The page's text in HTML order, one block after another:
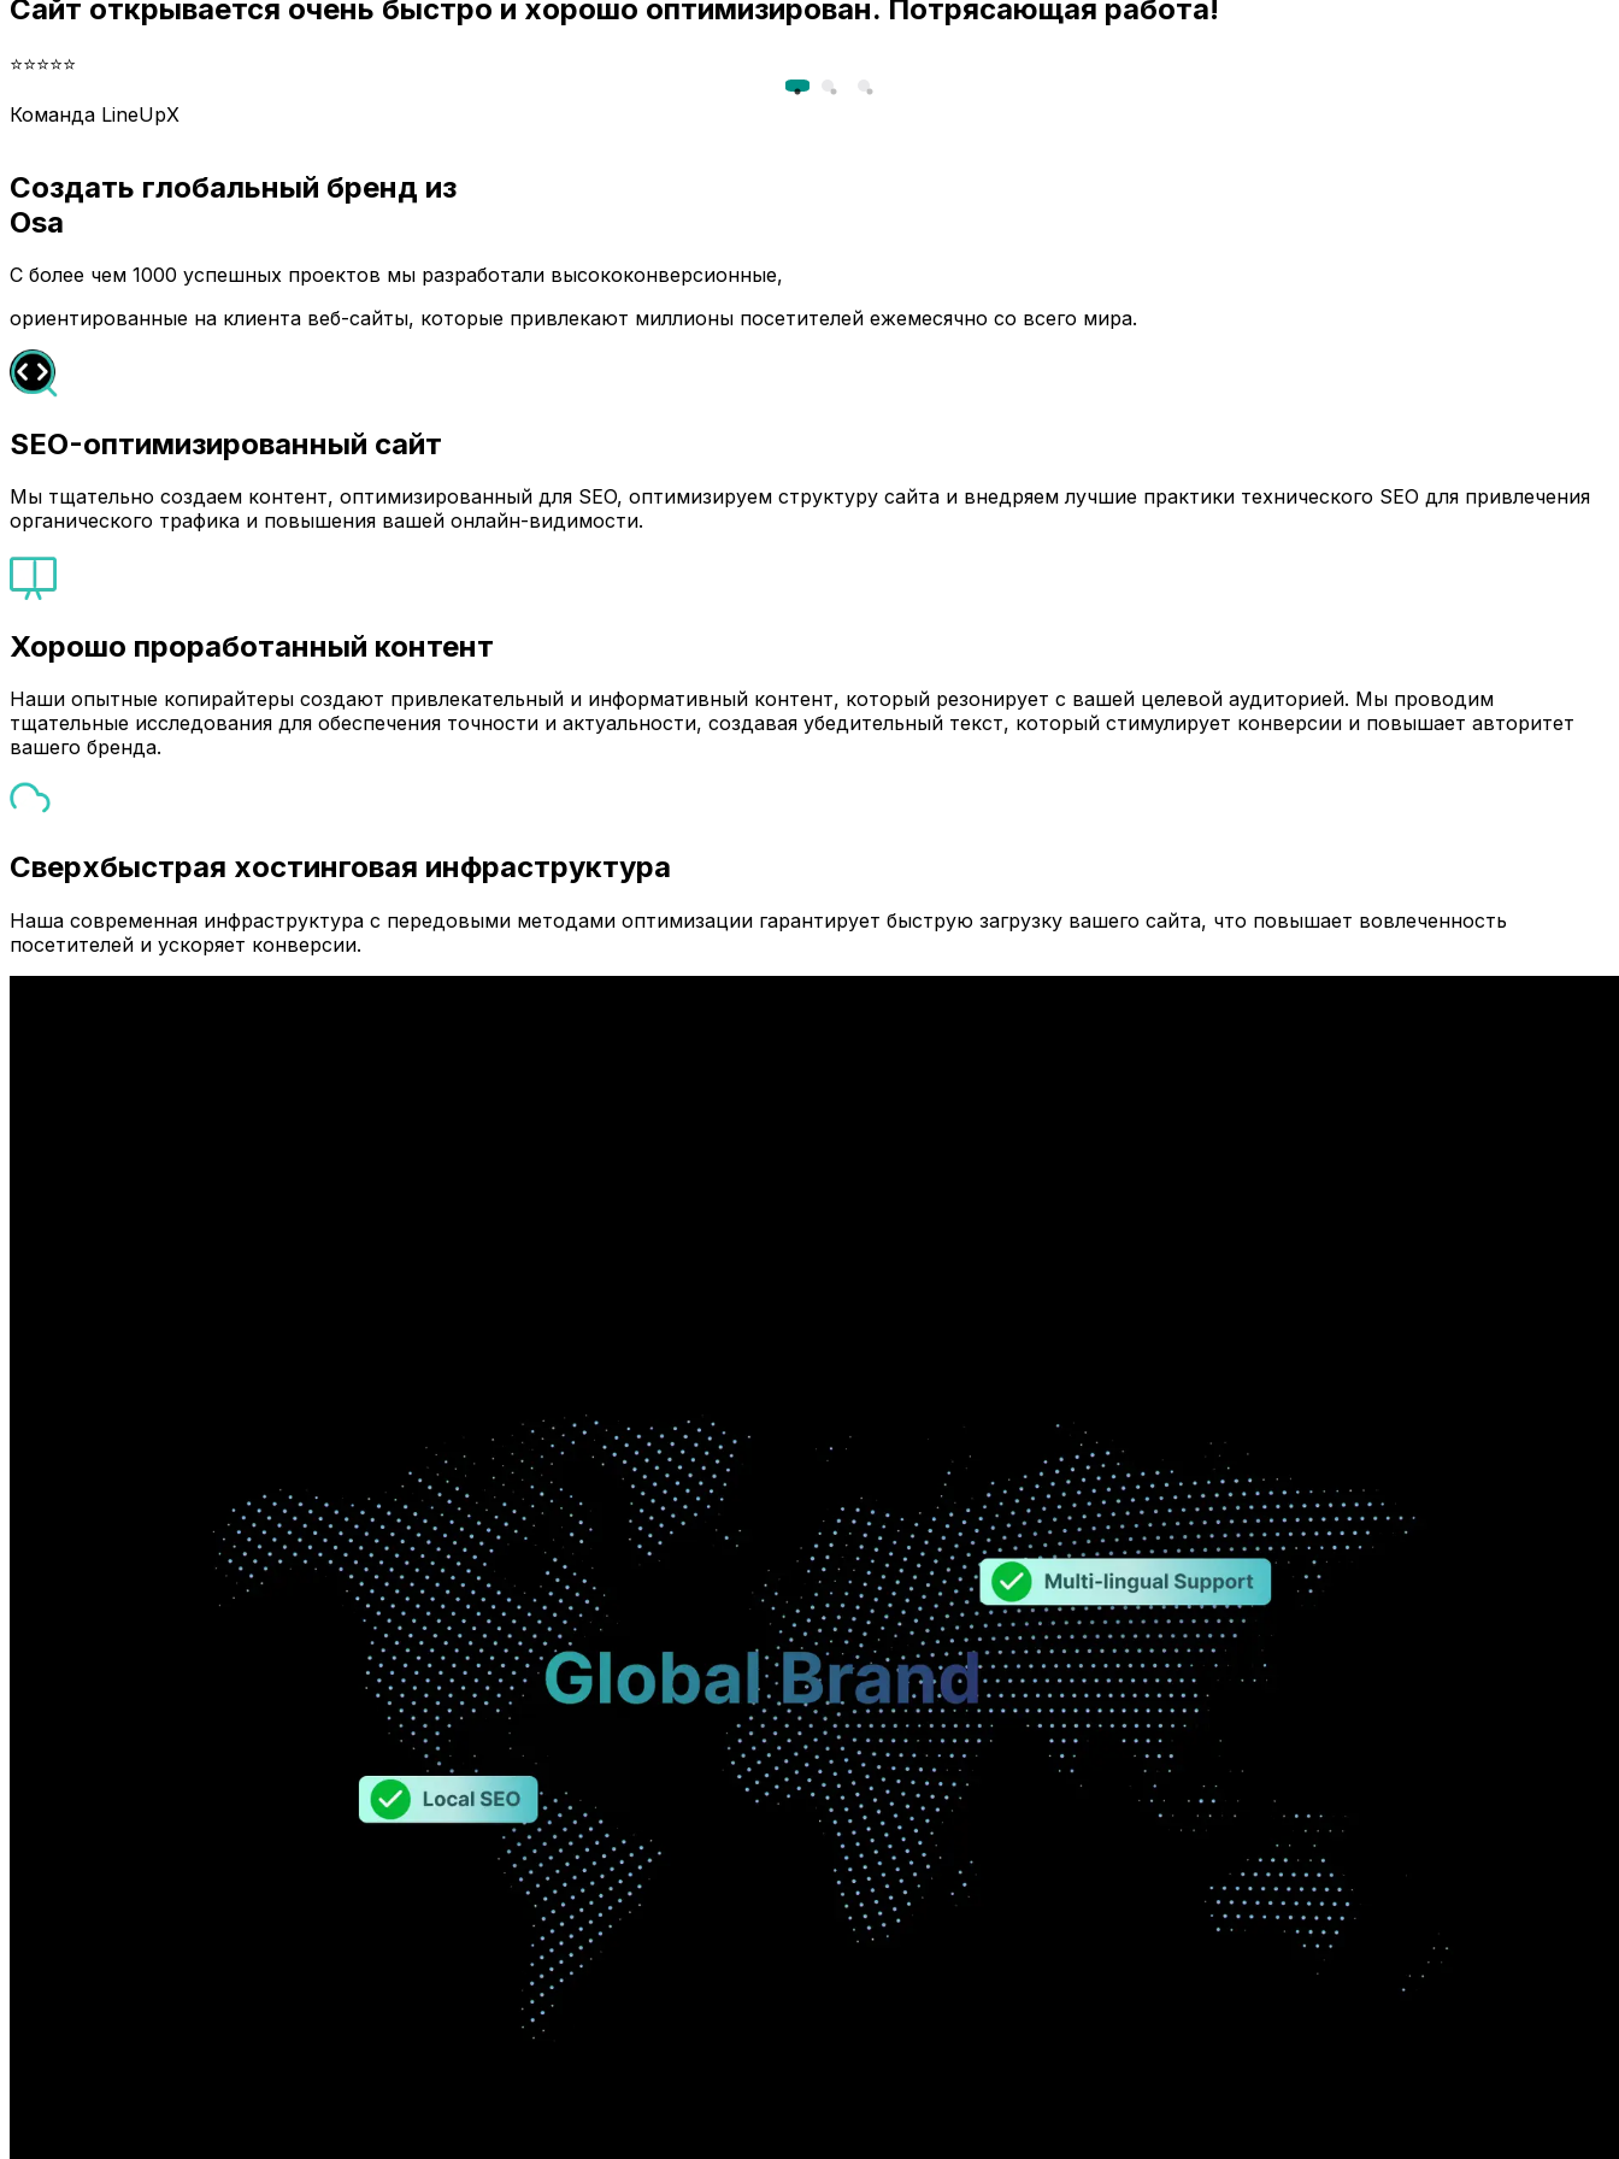
Сайт открывается очень быстро и хорошо оптимизирован. Потрясающая работа!
⭐⭐⭐⭐⭐
Команда LineUpX
Создать глобальный бренд из
Osa
С более чем 1000 успешных проектов мы разработали высококонверсионные,
ориентированные на клиента веб-сайты, которые привлекают миллионы посетителей ежемесячно со всего мира.
SEO-оптимизированный сайт
Мы тщательно создаем контент, оптимизированный для SEO, оптимизируем структуру сайта и внедряем лучшие практики технического SEO для привлечения
органического трафика и повышения вашей онлайн-видимости.
Хорошо проработанный контент
Наши опытные копирайтеры создают привлекательный и информативный контент, который резонирует с вашей целевой аудиторией. Мы проводим
тщательные исследования для обеспечения точности и актуальности, создавая убедительный текст, который стимулирует конверсии и повышает авторитет
вашего бренда.
Сверхбыстрая хостинговая инфраструктура
Наша современная инфраструктура с передовыми методами оптимизации гарантирует быструю загрузку вашего сайта, что повышает вовлеченность
посетителей и ускоряет конверсии.